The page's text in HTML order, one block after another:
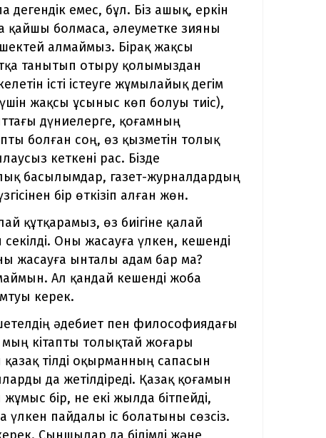
емес, бұл. Біз ашық, еркін
қайшы болмаса, әлеуметке зияны
алмаймыз. Бірақ жақсы
танытып отыру қолымыздан
істі істеуге жұмылайық дегім
жақсы ұсыныс көп болуы тиіс),
дүниелерге, қоғамның
болған соң, өз қызметін толық
кеткені рас. Бізде
басылымдар, газет-журналдардың
бір өткізіп алған жөн.
құтқарамыз, өз биігіне қалай
Оны жасауға үлкен, кешенді
жасауға ынталы адам бар ма?
Ал қандай кешенді жоба
керек.
әдебиет пен философиядағы
кітапты толықтай жоғары
тілді оқырманның сапасын
да жетілдіреді. Қазақ қоғамын
бір, не екі жылда бітпейді,
үлкен пайдалы іс болатыны сөзсіз.